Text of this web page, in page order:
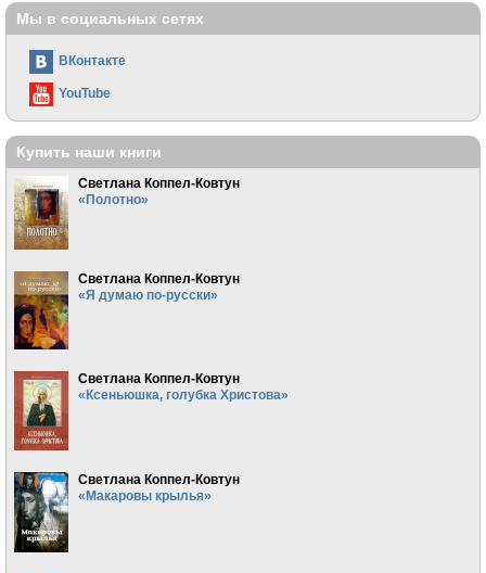
Мы в социальных сетях
ВКонтакте
YouTube
Купить наши книги
Светлана Коппел-Ковтун
«Полотно»
Светлана Коппел-Ковтун
«Я думаю по-русски»
Светлана Коппел-Ковтун
«Ксеньюшка, голубка Христова»
Светлана Коппел-Ковтун
«Макаровы крылья»